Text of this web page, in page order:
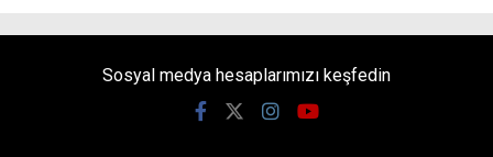
Sosyal medya hesaplarımızı keşfedin